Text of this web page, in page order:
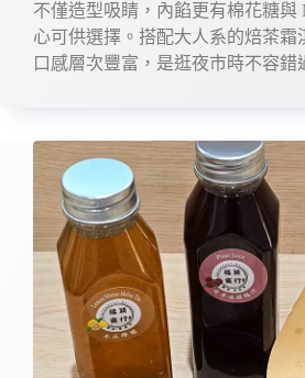
不僅造型吸睛，內餡更有棉花糖與
心可供選擇。搭配大人系的焙茶霜
口感層次豐富，是逛夜市時不容錯